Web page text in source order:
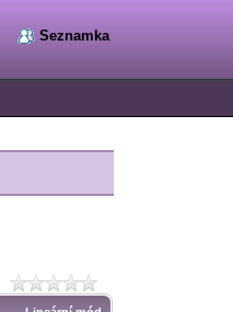
Seznamka